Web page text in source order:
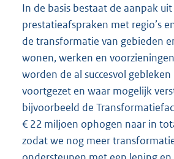
In de basis bestaat de aanpak
prestatieafspraken met regio’s
de transformatie van gebieden
wonen, werken en
worden de al succesvol
voortgezet en waar mogelijk
bijvoorbeeld de
€ 22 miljoen ophogen naar in
zodat we nog meer